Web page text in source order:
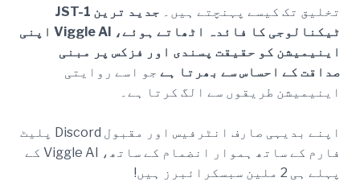
تخلیق تک کیسے پہنچتے ہیں۔
جدید ترین JST-1
ٹیکنالوجی کا فائدہ اٹھاتے ہوئے، Viggle AI اپنی
اینیمیشن کو حقیقت پسندی اور فزکس پر مبنی
صداقت کے احساس سے بھرتا ہے جو اسے روایتی
اینیمیشن طریقوں سے الگ کرتا ہے۔
اپنے بدیہی صارف انٹرفیس اور مقبول Discord پلیٹ
فارم کے ساتھ ہموار انضمام کے ساتھ، Viggle AI کے
پہلے ہی 2 ملین سبسکرائبرز ہیں!